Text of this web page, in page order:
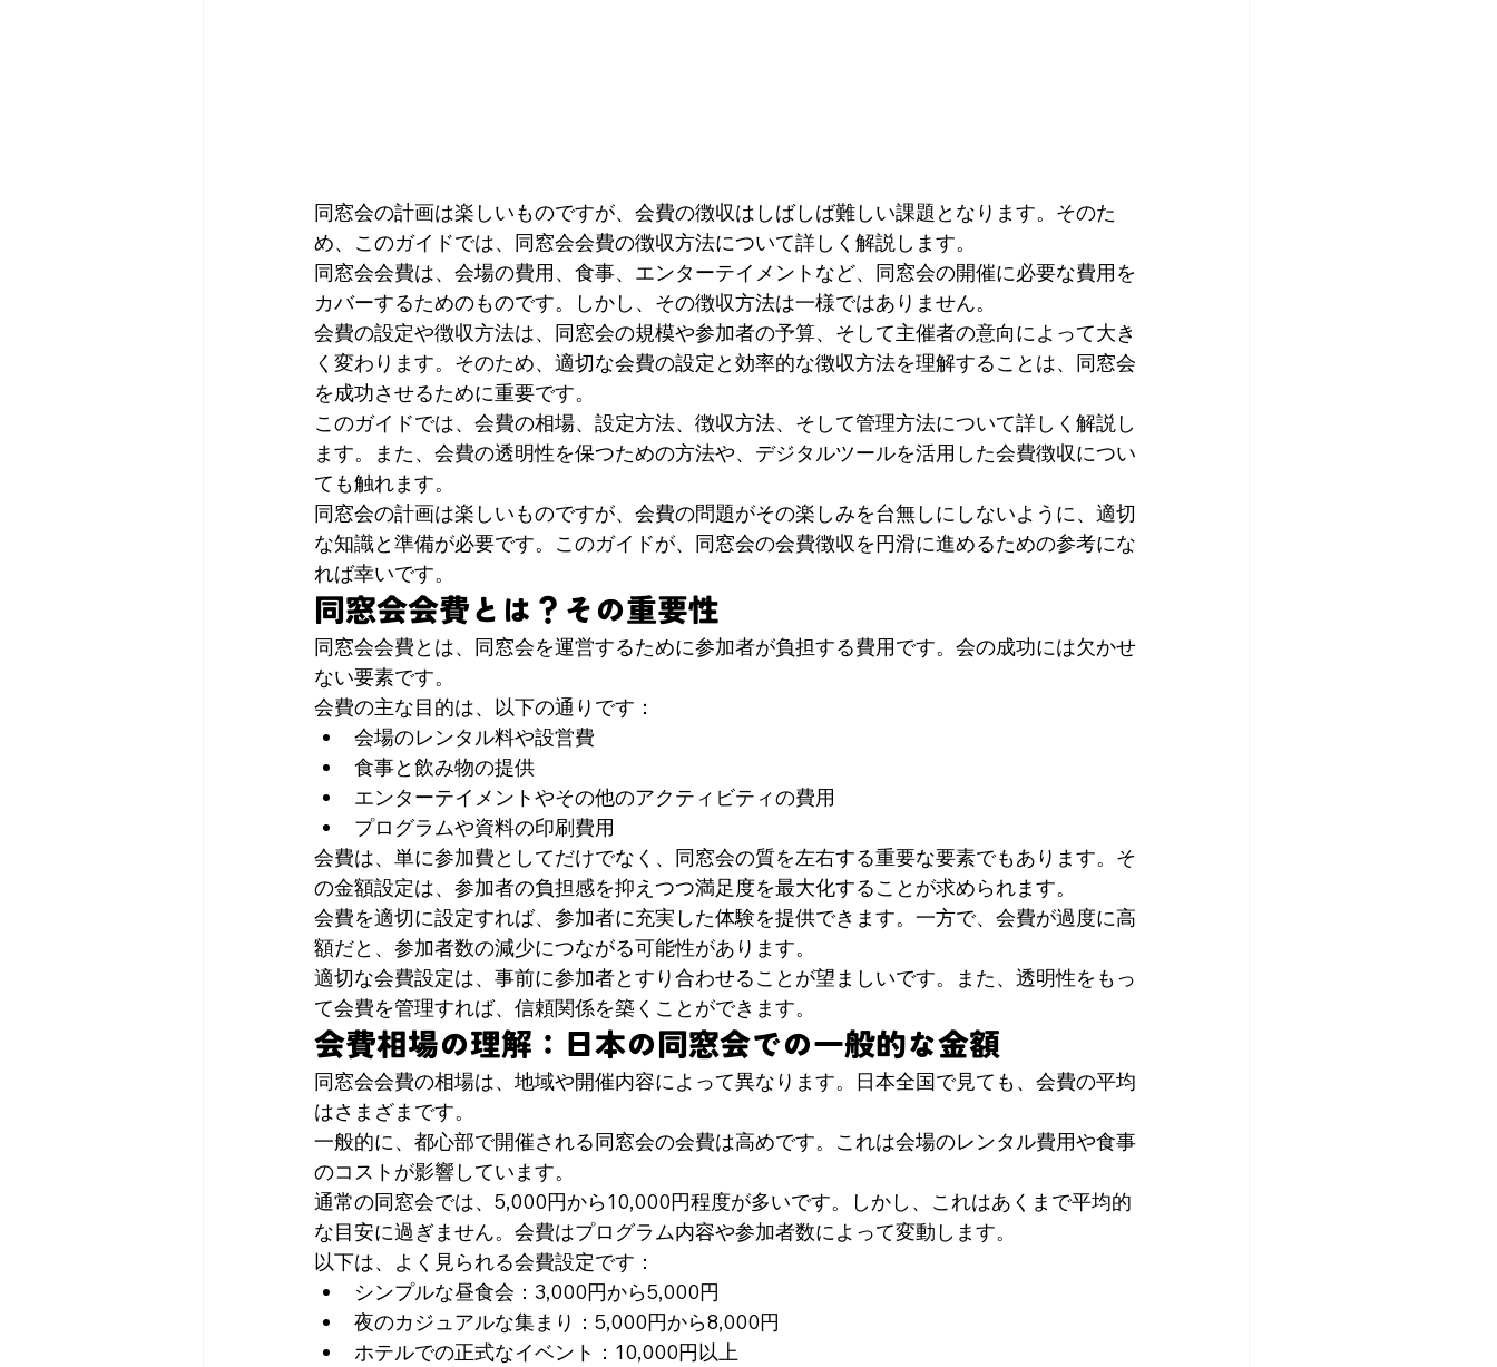
同窓会の計画は楽しいものですが、会費の徴収はしばしば難しい課題となります。そのた
め、このガイドでは、同窓会会費の徴収方法について詳しく解説します。
同窓会会費は、会場の費用、食事、エンターテイメントなど、同窓会の開催に必要な費用を
カバーするためのものです。しかし、その徴収方法は一様ではありません。
会費の設定や徴収方法は、同窓会の規模や参加者の予算、そして主催者の意向によって大き
く変わります。そのため、適切な会費の設定と効率的な徴収方法を理解することは、同窓会
を成功させるために重要です。
このガイドでは、会費の相場、設定方法、徴収方法、そして管理方法について詳しく解説し
ます。また、会費の透明性を保つための方法や、デジタルツールを活用した会費徴収につい
ても触れます。
同窓会の計画は楽しいものですが、会費の問題がその楽しみを台無しにしないように、適切
な知識と準備が必要です。このガイドが、同窓会の会費徴収を円滑に進めるための参考にな
れば幸いです。
同窓会会費とは？その重要性
同窓会会費とは、同窓会を運営するために参加者が負担する費用です。会の成功には欠かせ
ない要素です。
会費の主な目的は、以下の通りです：
会場のレンタル料や設営費
食事と飲み物の提供
エンターテイメントやその他のアクティビティの費用
プログラムや資料の印刷費用
会費は、単に参加費としてだけでなく、同窓会の質を左右する重要な要素でもあります。そ
の金額設定は、参加者の負担感を抑えつつ満足度を最大化することが求められます。
会費を適切に設定すれば、参加者に充実した体験を提供できます。一方で、会費が過度に高
額だと、参加者数の減少につながる可能性があります。
適切な会費設定は、事前に参加者とすり合わせることが望ましいです。また、透明性をもっ
て会費を管理すれば、信頼関係を築くことができます。
会費相場の理解：日本の同窓会での一般的な金額
同窓会会費の相場は、地域や開催内容によって異なります。日本全国で見ても、会費の平均
はさまざまです。
一般的に、都心部で開催される同窓会の会費は高めです。これは会場のレンタル費用や食事
のコストが影響しています。
通常の同窓会では、5,000円から10,000円程度が多いです。しかし、これはあくまで平均的
な目安に過ぎません。会費はプログラム内容や参加者数によって変動します。
以下は、よく見られる会費設定です：
シンプルな昼食会：3,000円から5,000円
夜のカジュアルな集まり：5,000円から8,000円
ホテルでの正式なイベント：10,000円以上